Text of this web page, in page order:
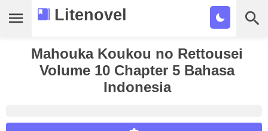
Litenovel
Daftar Novel
Tamat
Mahouka Koukou no Rettousei
Volume 10 Chapter 5 Bahasa
Indonesia